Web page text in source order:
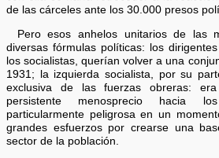
de las cárceles ante los 30.000 presos
Pero esos anhelos unitarios de las
diversas fórmulas políticas: los
los socialistas, querían volver a una
1931; la izquierda socialista, por su
exclusiva de las fuerzas obreras:
persistente menosprecio hacia
particularmente peligrosa en un
grandes esfuerzos por crearse una
sector de la población.